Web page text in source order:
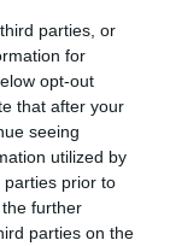
parties, or
for
opt-out
that after your
seeing
utilized by
parties prior to
further
parties on the
Newsκαι
και τον